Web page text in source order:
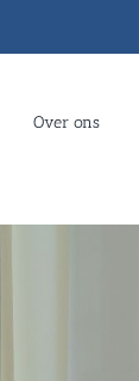
Over ons